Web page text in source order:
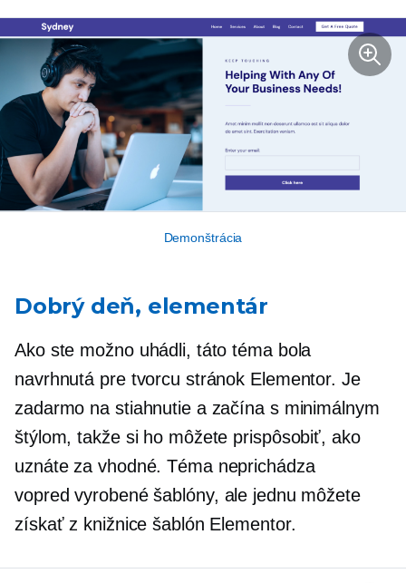
Demonštrácia
Dobrý deň, elementár
Ako ste možno uhádli, táto téma bola
navrhnutá pre tvorcu stránok Elementor. Je
zadarmo na stiahnutie a začína s minimálnym
štýlom, takže si ho môžete prispôsobiť, ako
uznáte za vhodné. Téma neprichádza
vopred vyrobenéšablóny, ale jednu môžete
získať z knižnice šablón Elementor.